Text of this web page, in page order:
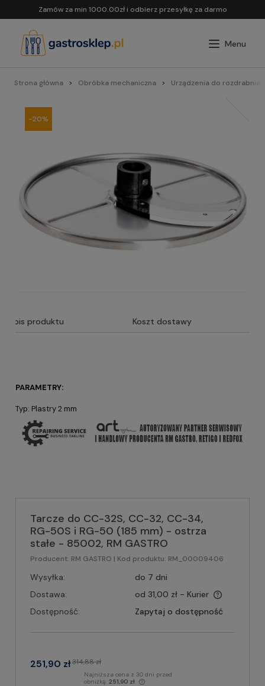
Zamów za min 1000.00zł i odbierz przesyłkę za darmo
Strona główna Obróbka mechaniczna Urządzenia do
-20%
Opis produktu Koszt dostawy
PARAMETRY:
Typ: Plastry 2 mm
Tarcze do CC-32S, CC-32, CC-34,
RG-50S i RG-50 (185 mm) - ostrza
stałe - 85002, RM GASTRO
Producent: RM GASTRO | Kod produktu: RM_00009406
Wysyłka:
do 7 dni
Dostawa:
od 31,00 zł - Kurier
Dostępność:
Zapytaj o dostępność
251,90 zł314,88 zł
Najniższa cena z 30 dni przed
obniżką: 251,90 zł